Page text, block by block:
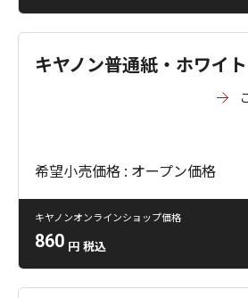
キヤノン普通紙・ホワイ
希望小売価格 : オープン価格
キヤノンオンラインショップ価格
860 円 税込